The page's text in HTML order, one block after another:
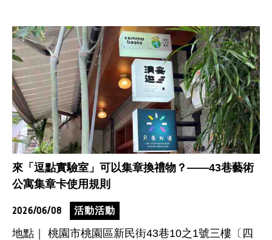
來「逗點實驗室」可以集章換禮物？——43巷藝術
公寓集章卡使用規則
2026/06/08 活動活動
地點｜ 桃園市桃園區新民街43巷10之1號三樓〔四